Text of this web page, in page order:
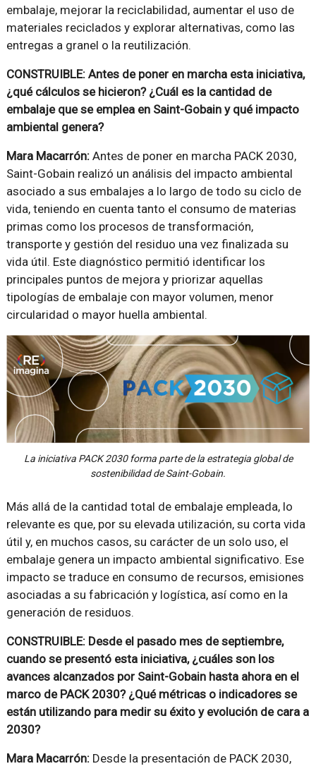
embalaje, mejorar la reciclabilidad, aumentar el uso de
materiales reciclados y explorar alternativas, como las
entregas a granel o la reutilización.
CONSTRUIBLE: Antes de poner en marcha esta iniciativa,
¿qué cálculos se hicieron? ¿Cuál es la cantidad de
embalaje que se emplea en Saint-Gobain y qué impacto
ambiental genera?
Mara Macarrón:Antes de poner en marcha PACK 2030,
Saint-Gobain realizó un análisis del impacto ambiental
asociado a sus embalajes a lo largo de todo su ciclo de
vida, teniendo en cuenta tanto el consumo de materias
primas como los procesos de transformación,
transporte y gestión del residuo una vez finalizada su
vida útil. Este diagnóstico permitió identificar los
principales puntos de mejora y priorizar aquellas
tipologías de embalaje con mayor volumen, menor
circularidad o mayor huella ambiental.
La iniciativa PACK 2030 forma parte de la estrategia global de
sostenibilidad de Saint-Gobain.
Más allá de la cantidad total de embalaje empleada, lo
relevante es que, por su elevada utilización, su corta vida
útil y, en muchos casos, su carácter de un solo uso, el
embalaje genera un impacto ambiental significativo. Ese
impacto se traduce en consumo de recursos, emisiones
asociadas a su fabricación y logística, así como en la
generación de residuos.
CONSTRUIBLE: Desde el pasado mes de septiembre,
cuando se presentó esta iniciativa, ¿cuáles son los
avances alcanzados por Saint-Gobain hasta ahora en el
marco de PACK 2030? ¿Qué métricas o indicadores se
están utilizando para medir su éxito y evolución de cara a
2030?
Mara Macarrón:Desde la presentación de PACK 2030,